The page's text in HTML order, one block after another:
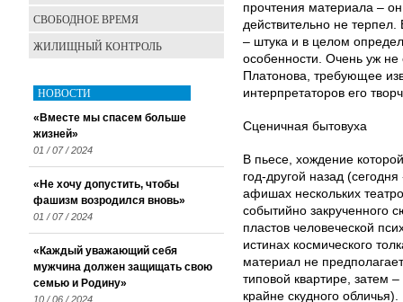
прочтения материала –
действительно не
– штука и в целом
особенности. Очень уж
Платонова, требующее
интерпретаторов его
Сценичная бытовуха
В пьесе, хождение
год-другой назад
афишах нескольких
событийно закрученного
пластов человеческой
истинах космического
материал не
типовой квартире, затем
крайне скудного
СВОБОДНОЕ ВРЕМЯ
ЖИЛИЩНЫЙ КОНТРОЛЬ
НОВОСТИ
«Вместе мы спасем больше
жизней»
01 / 07 / 2024
«Не хочу допустить, чтобы
фашизм возродился вновь»
01 / 07 / 2024
«Каждый уважающий себя
мужчина должен защищать свою
семью и Родину»
10 / 06 / 2024